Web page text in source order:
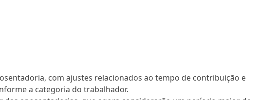
com ajustes relacionados ao tempo de contribuição e
a categoria do trabalhador.